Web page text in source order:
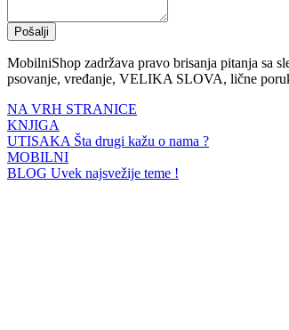
Pošalji
MobilniShop zadržava pravo brisanja pitanja sa
psovanje, vređanje, VELIKA SLOVA, lične
NA VRH STRANICE
KNJIGA
UTISAKA Šta drugi kažu o nama ?
MOBILNI
BLOG Uvek najsvežije teme !